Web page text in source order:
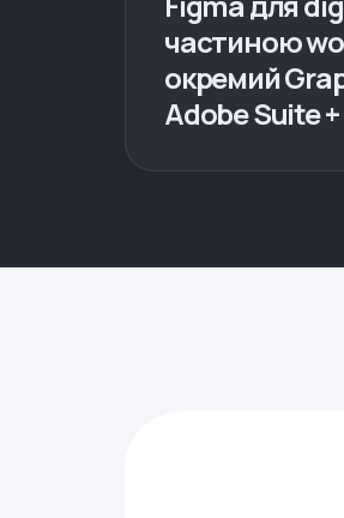
частиною
окремий
Adobe Suite